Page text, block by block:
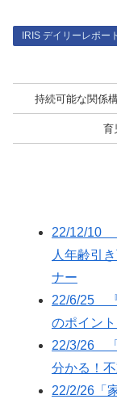
IRIS デイリーレポート
持続可能な関係
育
22/12/10
人年齢引
ナー
22/6/25
のポイン
22/3/26 「
分かる！
22/2/26「